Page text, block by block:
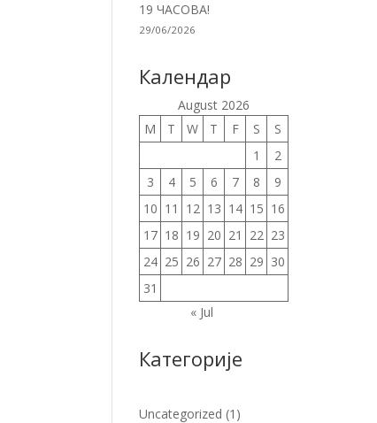
19 ЧАСОВА!
29/06/2026
Календар
August 2026
M
T W T F S
S
1
2
3
4 5 6 7 8
9
10 11 12 13 14 15 16
17 18 19 20 21 22 23
24 25 26 27 28 29 30
31
« Jul
Категорије
Uncategorized (1)